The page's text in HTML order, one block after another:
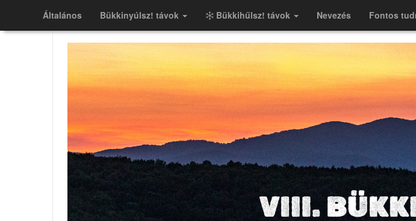
Általános Bükkinyúlsz! távok Bükkihűlsz! távok Nevezés Fontos